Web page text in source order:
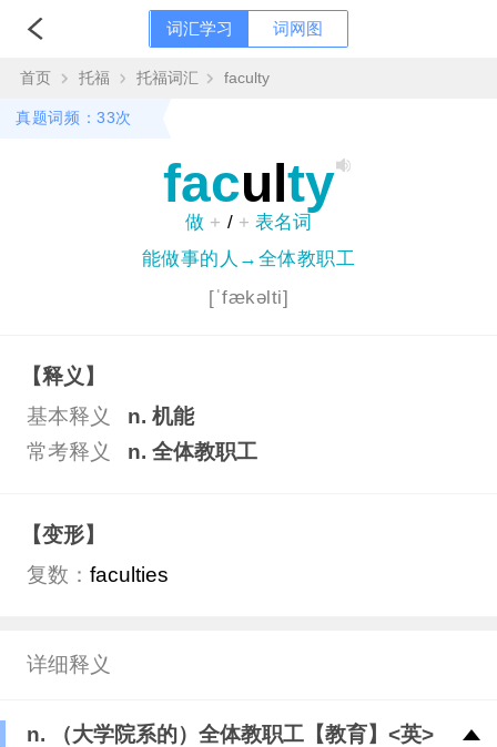
词汇学习 词网图
首页 托福 托福词汇 faculty
真题词频：33次
facul ty
做 + / + 表名词
能做事的人→全体教职工
[ˈfækəlti]
【释义】
基本释义
n. 机能
常考释义
n. 全体教职工
【变形】
复数： faculties
详细释义
n. （大学院系的）全体教职工【教育】<英>